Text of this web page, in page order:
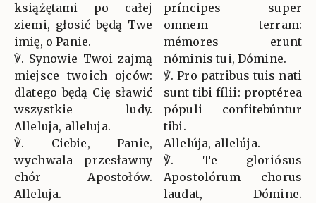
książętami po całej
ziemi, głosić będą Twe
imię, o Panie.
℣. Synowie Twoi zajmą
miejsce twoich ojców:
dlatego będą Cię sławić
wszystkie ludy.
Alleluja, alleluja.
℣. Ciebie, Panie,
wychwala przesławny
chór Apostołów.
Alleluja.
príncipes super
omnem terram:
mémores erunt
nóminis tui, Dómine.
℣. Pro patribus tuis nati
sunt tibi fílii: proptérea
pópuli confitebúntur
tibi.
Allelúja, allelúja.
℣. Te gloriósus
Apostolórum chorus
laudat, Dómine.